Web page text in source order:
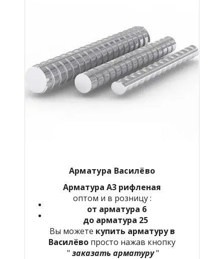
Арматура Василёво
Арматура А3 рифленая
оптом и в розницу :
от арматура 6
до арматура 25
Вы можете купить арматуру в
Василёво просто нажав кнопку
" заказать арматуру"